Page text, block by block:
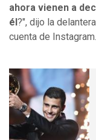
ahora vienen a
él ?", dijo la
cuenta de Instagram.